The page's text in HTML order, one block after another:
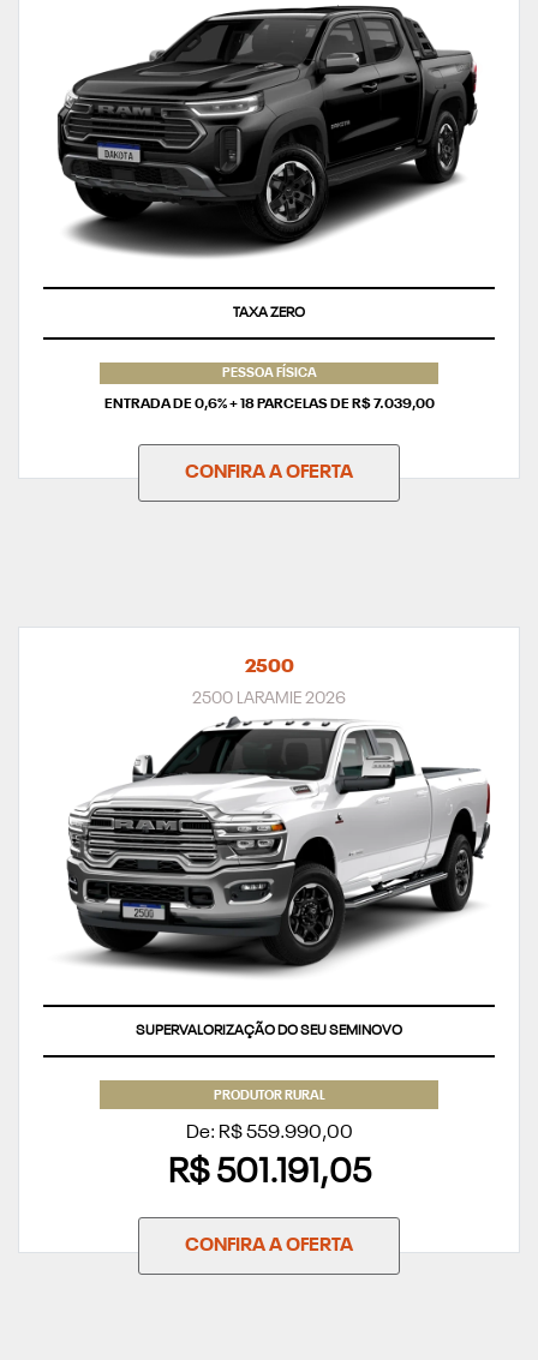
TAXA ZERO
PESSOA FÍSICA
ENTRADA DE 0,6% + 18 PARCELAS DE R$ 7.039,00
CONFIRA A OFERTA
2500
2500 LARAMIE 2026
SUPERVALORIZAÇÃO DO SEU SEMINOVO
PRODUTOR RURAL
De: R$ 559.990,00
R$ 501.191,05
CONFIRA A OFERTA